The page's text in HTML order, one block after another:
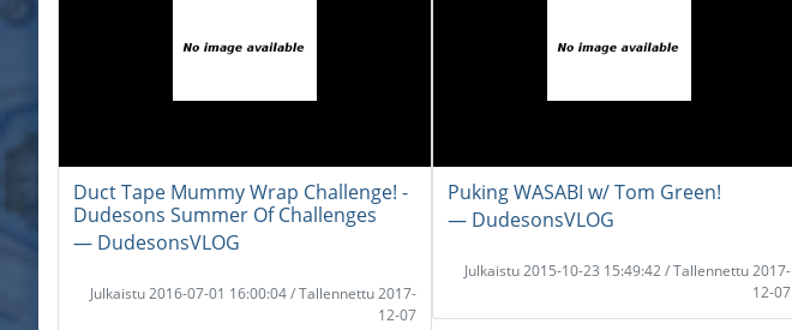
Duct Tape Mummy Wrap Challenge! -
Dudesons Summer Of Challenges
― DudesonsVLOG
Julkaistu 2016-07-01 16:00:04 / Tallennettu 2017-
12-07
Puking WASABI w/ Tom Green!
― DudesonsVLOG
Julkaistu 2015-10-23 15:49:42 / Tallennettu 2017-
12-07